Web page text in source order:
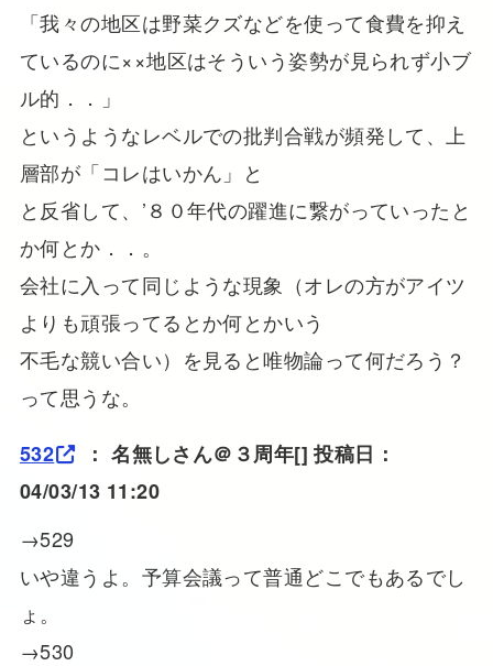
「我々の地区は野菜クズなどを使って食費を抑え
ているのに××地区はそういう姿勢が見られず小ブ
ル的．．」
というようなレベルでの批判合戦が頻発して、上
層部が「コレはいかん」と
と反省して、’８０年代の躍進に繋がっていったと
か何とか．．。
会社に入って同じような現象（オレの方がアイツ
よりも頑張ってるとか何とかいう
不毛な競い合い）を見ると唯物論って何だろう？
って思うな。
532
：名無しさん＠３周年[] 投稿日：
04/03/13 11:20
→529
いや違うよ。予算会議って普通どこでもあるでし
ょ。
→530